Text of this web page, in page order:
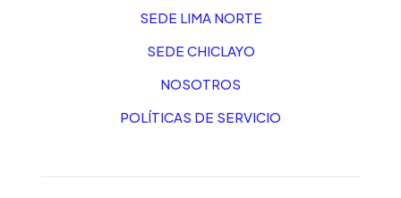
SEDE LIMA NORTE
SEDE CHICLAYO
NOSOTROS
POLÍTICAS DE SERVICIO